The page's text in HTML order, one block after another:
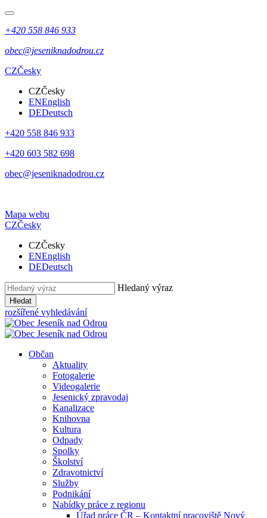
+420 558 846 933
obec@jeseniknadodrou.cz
CZČesky
CZČesky
ENEnglish
DEDeutsch
+420 558 846 933
+420 603 582 698
obec@jeseniknadodrou.cz
Mapa webu
CZČesky
CZČesky
ENEnglish
DEDeutsch
Hledaný výraz
Hledat
rozšířené vyhledávání
Občan
Aktuality
Fotogalerie
Videogalerie
Jesenický zpravodaj
Kanalizace
Knihovna
Kultura
Odpady
Spolky
Školství
Zdravotnictví
Služby
Podnikání
Nabídky práce z regionu
Úřad práce ČR – Kontaktní pracoviště Nový